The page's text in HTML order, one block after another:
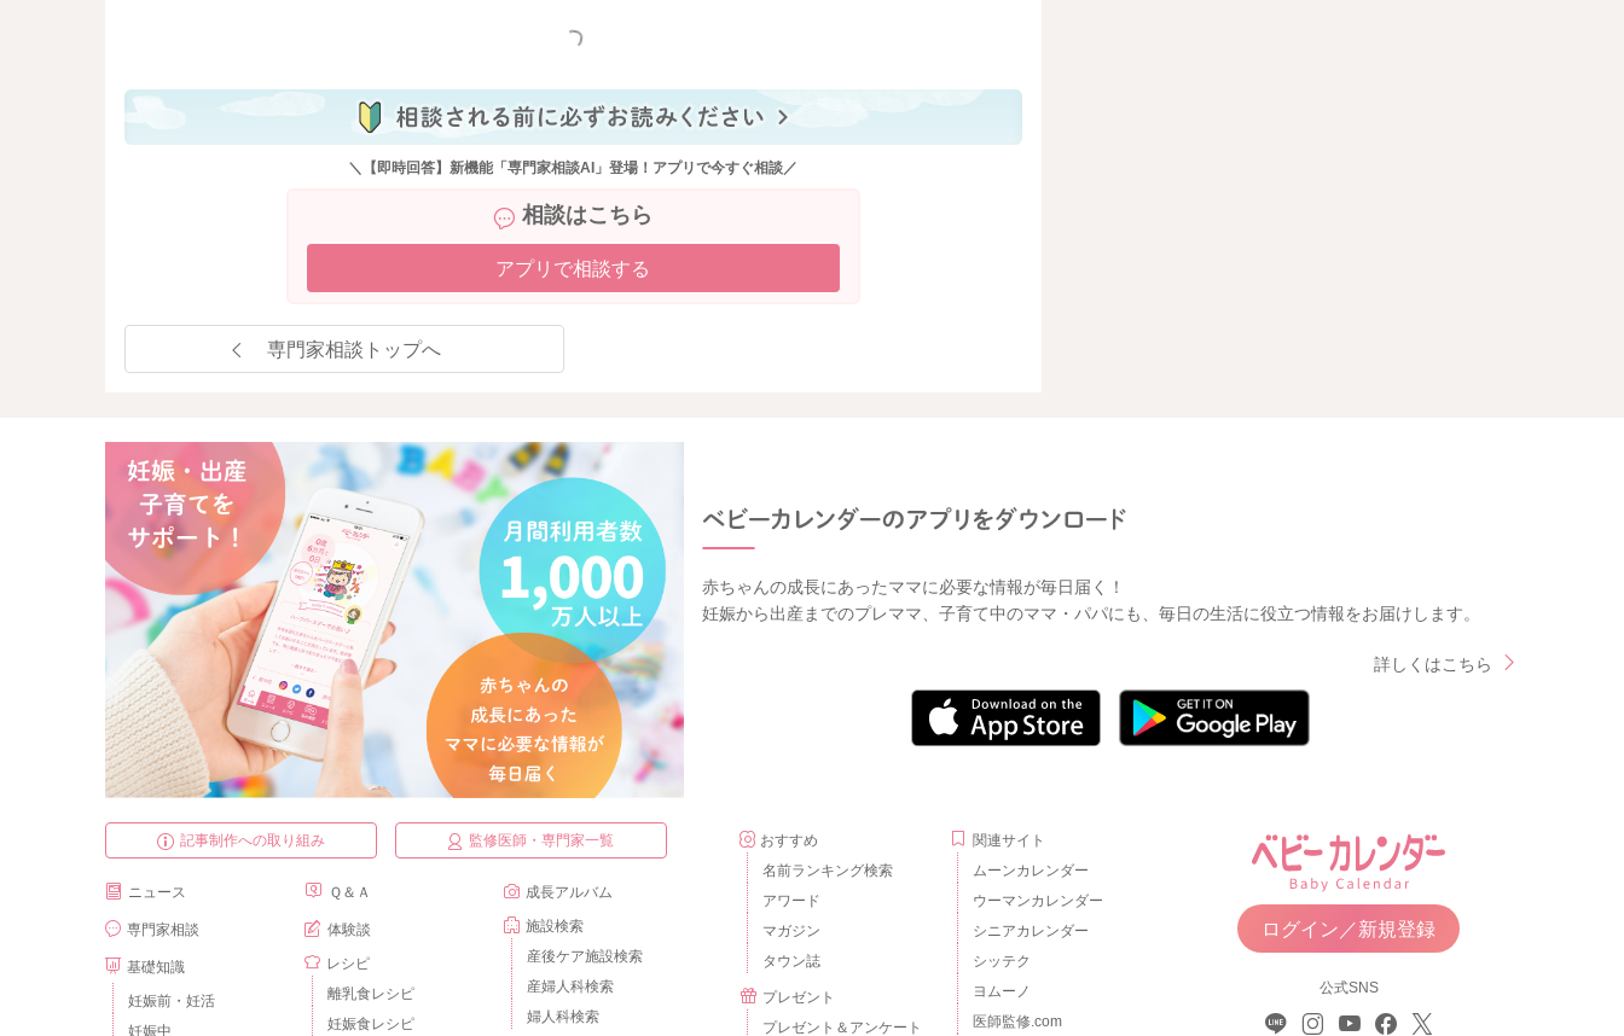
もっと見る
＼【即時回答】新機能「専門家相談AI」登場！アプリで今すぐ相談／
相談はこちら
アプリで相談する
専門家相談トップへ
赤ちゃんの成長にあったママに必要な情報が毎日届く！
妊娠から出産までのプレママ、子育て中のママ・パパにも、毎日の生活に役立つ情報をお届けします。
詳しくはこちら
記事制作への取り組み 監修医師・専門家一覧
ニュース
専門家相談
基礎知識
妊娠前・妊活
妊娠中
Ｑ＆Ａ
体験談
レシピ
離乳食レシピ
妊娠食レシピ
成長アルバム
施設検索
産後ケア施設検索
産婦人科検索
婦人科検索
おすすめ
名前ランキング検索
アワード
マガジン
タウン誌
プレゼント
プレゼント＆アンケート
関連サイト
ムーンカレンダー
ウーマンカレンダー
シニアカレンダー
シッテク
ヨムーノ
医師監修.com
ログイン／新規登録
公式SNS